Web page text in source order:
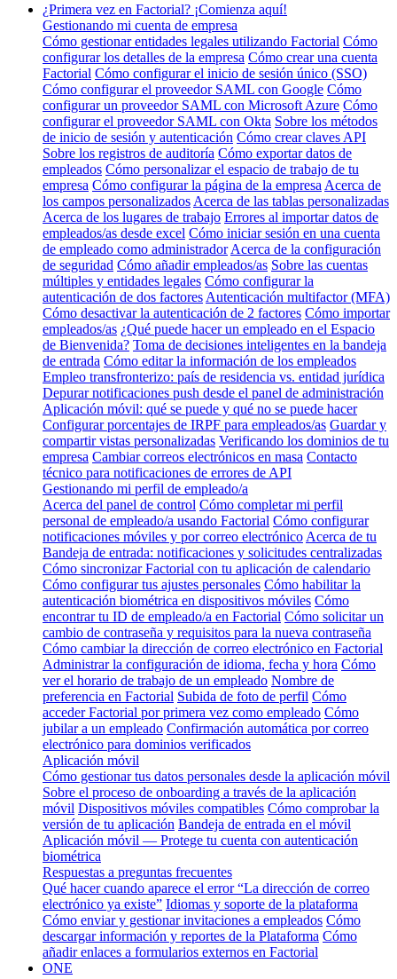
¿Primera vez en Factorial? ¡Comienza aquí!
Gestionando mi cuenta de empresa
Cómo gestionar entidades legales utilizando Factorial Cómo
configurar los detalles de la empresa Cómo crear una cuenta
Factorial Cómo configurar el inicio de sesión único (SSO)
Cómo configurar el proveedor SAML con Google Cómo
configurar un proveedor SAML con Microsoft Azure Cómo
configurar el proveedor SAML con Okta Sobre los métodos
de inicio de sesión y autenticación Cómo crear claves API
Sobre los registros de auditoría Cómo exportar datos de
empleados Cómo personalizar el espacio de trabajo de tu
empresa Cómo configurar la página de la empresa Acerca de
los campos personalizados Acerca de las tablas personalizadas
Acerca de los lugares de trabajo Errores al importar datos de
empleados/as desde excel Cómo iniciar sesión en una cuenta
de empleado como administrador Acerca de la configuración
de seguridad Cómo añadir empleados/as Sobre las cuentas
múltiples y entidades legales Cómo configurar la
autenticación de dos factores Autenticación multifactor (MFA)
Cómo desactivar la autenticación de 2 factores Cómo importar
empleados/as ¿Qué puede hacer un empleado en el Espacio
de Bienvenida? Toma de decisiones inteligentes en la bandeja
de entrada Cómo editar la información de los empleados
Empleo transfronterizo: país de residencia vs. entidad jurídica
Depurar notificaciones push desde el panel de administración
Aplicación móvil: qué se puede y qué no se puede hacer
Configurar porcentajes de IRPF para empleados/as Guardar y
compartir vistas personalizadas Verificando los dominios de tu
empresa Cambiar correos electrónicos en masa Contacto
técnico para notificaciones de errores de API
Gestionando mi perfil de empleado/a
Acerca del panel de control Cómo completar mi perfil
personal de empleado/a usando Factorial Cómo configurar
notificaciones móviles y por correo electrónico Acerca de tu
Bandeja de entrada: notificaciones y solicitudes centralizadas
Cómo sincronizar Factorial con tu aplicación de calendario
Cómo configurar tus ajustes personales Cómo habilitar la
autenticación biométrica en dispositivos móviles Cómo
encontrar tu ID de empleado/a en Factorial Cómo solicitar un
cambio de contraseña y requisitos para la nueva contraseña
Cómo cambiar la dirección de correo electrónico en Factorial
Administrar la configuración de idioma, fecha y hora Cómo
ver el horario de trabajo de un empleado Nombre de
preferencia en Factorial Subida de foto de perfil Cómo
acceder Factorial por primera vez como empleado Cómo
jubilar a un empleado Confirmación automática por correo
electrónico para dominios verificados
Aplicación móvil
Cómo gestionar tus datos personales desde la aplicación móvil
Sobre el proceso de onboarding a través de la aplicación
móvil Dispositivos móviles compatibles Cómo comprobar la
versión de tu aplicación Bandeja de entrada en el móvil
Aplicación móvil — Protege tu cuenta con autenticación
biométrica
Respuestas a preguntas frecuentes
Qué hacer cuando aparece el error “La dirección de correo
electrónico ya existe” Idiomas y soporte de la plataforma
Cómo enviar y gestionar invitaciones a empleados Cómo
descargar información y reportes de la Plataforma Cómo
añadir enlaces a formularios externos en Factorial
ONE